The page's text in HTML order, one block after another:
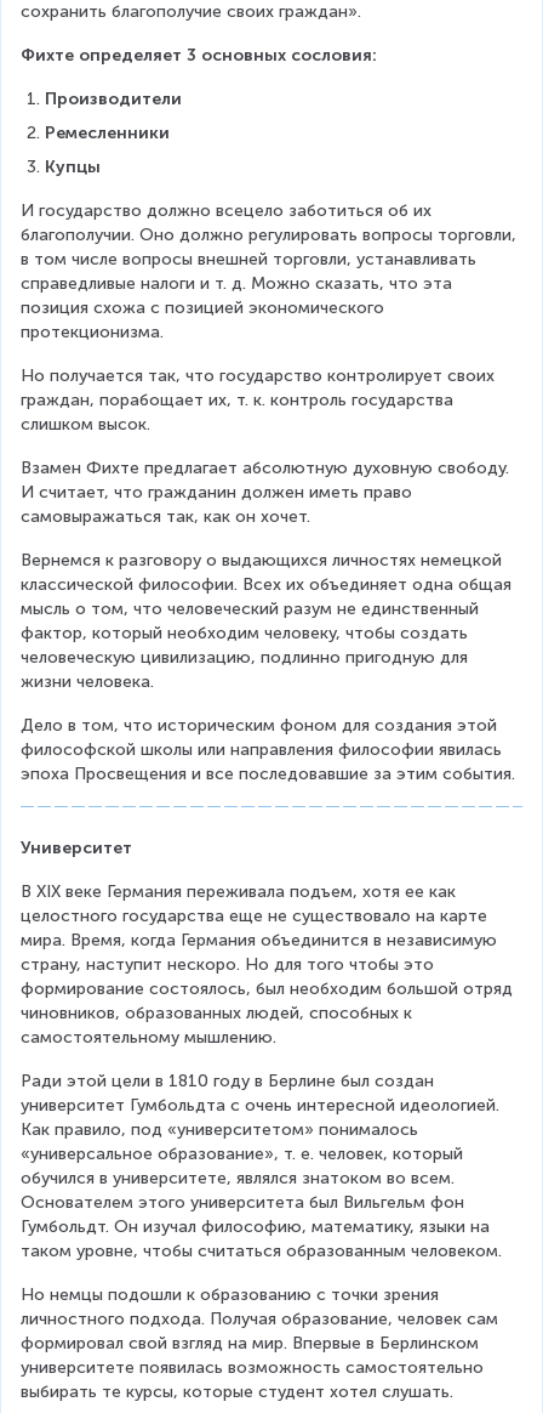
сохранить благополучие своих граждан».
Фихте определяет 3 основных сословия:
Производители
Ремесленники
Купцы
И государство должно всецело заботиться об их
благополучии. Оно должно регулировать вопросы торговли,
в том числе вопросы внешней торговли, устанавливать
справедливые налоги и т. д. Можно сказать, что эта
позиция схожа с позицией экономического
протекционизма.
Но получается так, что государство контролирует своих
граждан, порабощает их, т. к. контроль государства
слишком высок.
Взамен Фихте предлагает абсолютную духовную свободу.
И считает, что гражданин должен иметь право
самовыражаться так, как он хочет.
Вернемся к разговору о выдающихся личностях немецкой
классической философии. Всех их объединяет одна общая
мысль о том, что человеческий разум не единственный
фактор, который необходим человеку, чтобы создать
человеческую цивилизацию, подлинно пригодную для
жизни человека.
Дело в том, что историческим фоном для создания этой
философской школы или направления философии явилась
эпоха Просвещения и все последовавшие за этим события.
Университет
В XIX веке Германия переживала подъем, хотя ее как
целостного государства еще не существовало на карте
мира. Время, когда Германия объединится в независимую
страну, наступит нескоро. Но для того чтобы это
формирование состоялось, был необходим большой отряд
чиновников, образованных людей, способных к
самостоятельному мышлению.
Ради этой цели в 1810 году в Берлине был создан
университет Гумбольдта с очень интересной идеологией.
Как правило, под «университетом» понималось
«универсальное образование», т. е. человек, который
обучился в университете, являлся знатоком во всем.
Основателем этого университета был Вильгельм фон
Гумбольдт. Он изучал философию, математику, языки на
таком уровне, чтобы считаться образованным человеком.
Но немцы подошли к образованию с точки зрения
личностного подхода. Получая образование, человек сам
формировал свой взгляд на мир. Впервые в Берлинском
университете появилась возможность самостоятельно
выбирать те курсы, которые студент хотел слушать.